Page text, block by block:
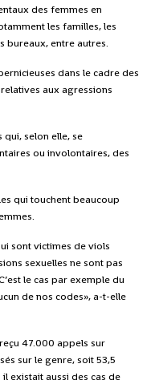
des femmes en
les familles, les
bureaux, entre autres.
dans le cadre des
aux agressions
qui, selon elle, se
ou involontaires, des
qui touchent beaucoup
sont victimes de viols
sexuelles ne sont pas
le cas par exemple du
de nos codes», a-t-elle
47.000 appels sur
sur le genre, soit 53,5
existait aussi des cas de